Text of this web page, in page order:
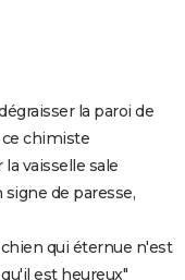
la paroi de
ce chimiste
vaisselle sale
de paresse,
qui éternue n'est
est heureux"